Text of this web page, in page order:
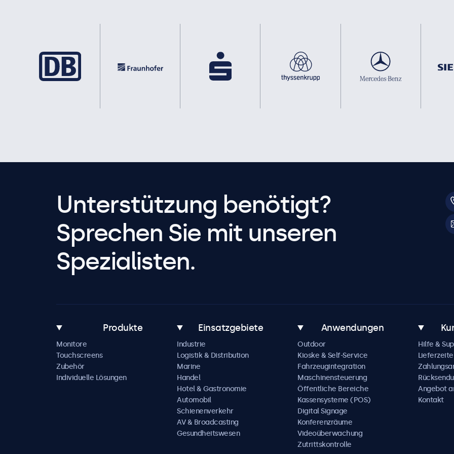
Unterstützung benötigt?
Sprechen Sie mit unseren
Spezialisten.
Produkte
Monitore
Touchscreens
Zubehör
Individuelle Lösungen
Einsatzgebiete
Industrie
Logistik & Distribution
Marine
Handel
Hotel & Gastronomie
Automobil
Schienenverkehr
AV & Broadcasting
Gesundheitswesen
Anwendungen
Outdoor
Kioske & Self-Service
Fahrzeugintegration
Maschinensteuerung
Öffentliche Bereiche
Kassensysteme (POS)
Digital Signage
Konferenzräume
Videoüberwachung
Zutrittskontrolle
Hilfe &
Angebot
Kontakt